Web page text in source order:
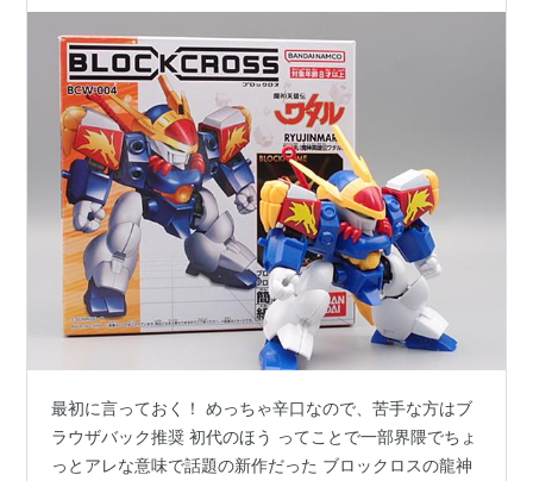
リザードンLv.46
カイリューLv.50
ファイアレッド・リーフグリーン(初戦)
ギャラドスLv.56
ハクリューLv.54
ハクリューLv.54
プテラLv.58
カイリューLv.60
ギャラドスLv.68
カイリューLv.66
最初に言っておく！ めっちゃ辛口なので、苦手な方はブ
ラウザバック推奨 初代のほう ってことで一部界隈でちょ
っとアレな意味で話題の新作だった ブロックロスの龍神